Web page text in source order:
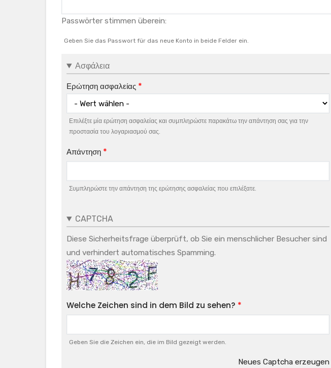
Passwörter stimmen überein:
Geben Sie das Passwort für das neue Konto in beide Felder ein.
Ασφάλεια
Ερώτηση ασφαλείας
Επιλέξτε μία ερώτηση ασφαλείας και συμπληρώστε παρακάτω την απάντηση σας για την
προστασία του λογαριασμού σας.
Απάντηση
Συμπληρώστε την απάντηση της ερώτησης ασφαλείας που επιλέξατε.
CAPTCHA
Diese Sicherheitsfrage überprüft, ob Sie ein menschlicher Besucher sind
und verhindert automatisches Spamming.
Welche Zeichen sind in dem Bild zu sehen?
Geben Sie die Zeichen ein, die im Bild gezeigt werden.
Neues Captcha erzeugen